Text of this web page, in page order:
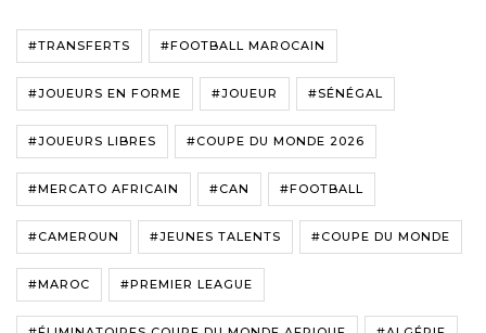
#TRANSFERTS #FOOTBALL MAROCAIN
#JOUEURS EN FORME #JOUEUR #SÉNÉGAL
#JOUEURS LIBRES #COUPE DU MONDE 2026
#MERCATO AFRICAIN #CAN #FOOTBALL
#CAMEROUN #JEUNES TALENTS #COUPE DU MONDE
#MAROC #PREMIER LEAGUE